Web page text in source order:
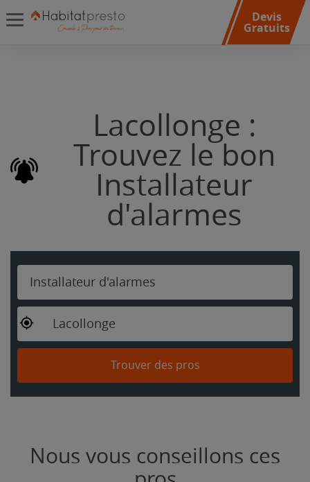
Devis
Gratuits
Lacollonge :
Trouvez le bon
Installateur
d'alarmes
Installateur d'alarmes
Lacollonge
Trouver des pros
Nous vous conseillons ces